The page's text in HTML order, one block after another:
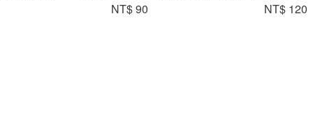
NT$ 90
NT$ 120